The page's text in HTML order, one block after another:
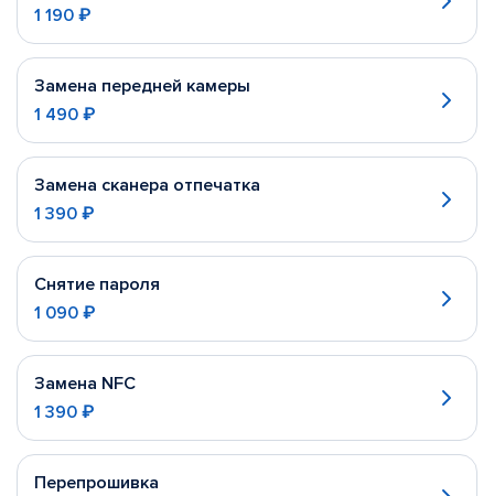
1 190 ₽
Замена передней камеры
1 490 ₽
Замена сканера отпечатка
1 390 ₽
Снятие пароля
1 090 ₽
Замена NFC
1 390 ₽
Перепрошивка